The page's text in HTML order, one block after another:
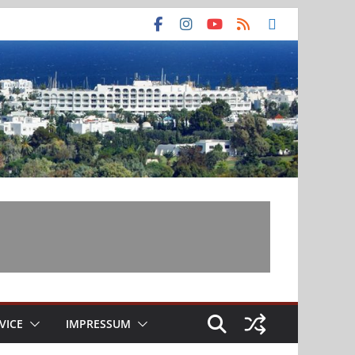
IMPRESSUM